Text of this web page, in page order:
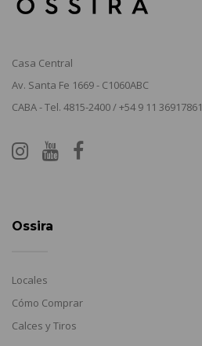
Casa Central
Av. Santa Fe 1669 - C1060ABC
CABA - Tel. 4815-2400 / +54 9 11 36917861
Ossira
Locales
Cómo Comprar
Calces y Tiros